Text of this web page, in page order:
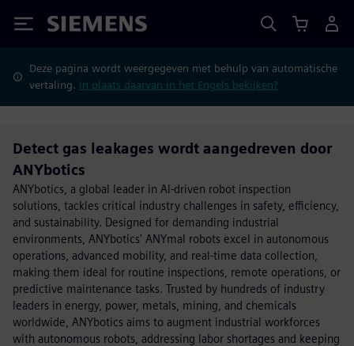
Siemens
Deze pagina wordt weergegeven met behulp van automatische
vertaling. In plaats daarvan in het Engels bekijken?
Detect gas leakages wordt aangedreven door
ANYbotics
ANYbotics, a global leader in AI-driven robot inspection
solutions, tackles critical industry challenges in safety, efficiency,
and sustainability. Designed for demanding industrial
environments, ANYbotics' ANYmal robots excel in autonomous
operations, advanced mobility, and real-time data collection,
making them ideal for routine inspections, remote operations, or
predictive maintenance tasks. Trusted by hundreds of industry
leaders in energy, power, metals, mining, and chemicals
worldwide, ANYbotics aims to augment industrial workforces
with autonomous robots, addressing labor shortages and keeping